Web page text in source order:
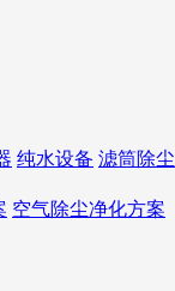
纯水设备 滤筒除
空气除尘净化方案